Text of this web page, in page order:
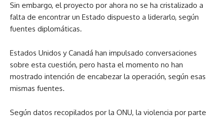
Sin embargo, el proyecto por ahora no se ha cristalizado a
falta de encontrar un Estado dispuesto a liderarlo, según
fuentes diplomáticas.
Estados Unidos y Canadá han impulsado conversaciones
sobre esta cuestión, pero hasta el momento no han
mostrado intención de encabezar la operación, según esas
mismas fuentes.
Según datos recopilados por la ONU, la violencia por parte